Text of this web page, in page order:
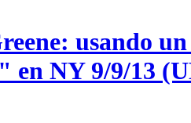
usando
en NY 9/9/13